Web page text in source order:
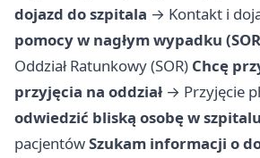
dojazd do szpitala → Kontakt i
pomocy w nagłym wypadku
Oddział Ratunkowy (SOR) Chcę
przyjęcia na oddział → Przyjęcie
odwiedzić bliską osobę w szpitalu
pacjentówSzukam informacji o